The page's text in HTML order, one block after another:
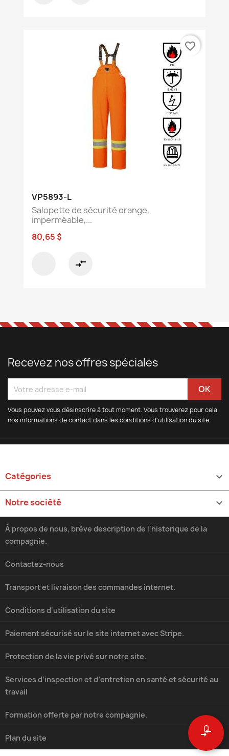
0
compare_arrows
VP5893-L
Salopette de sécurité orange,
imperméable,...
80,65 $
compare_arrows
favorite_border
Recevez nos offres spéciales
Vous pouvez vous désinscrire à tout moment. Vous trouverez pour cela
nos informations de contact dans les conditions d'utilisation du site.
Catégories 
Notre société 
Transport et livraison des commandes internet.
Conditions d'utilisation du site
À propos de nous, brève description de l'historique de la
compagnie.
Paiement sécurisé sur le site internet avec Stripe.
Protection de la vie privé sur notre site.
Services d’inspection et d’entretien en santé et sécurité au
travail
Formation offerte par notre compagnie.
Contactez-nous
Plan du site